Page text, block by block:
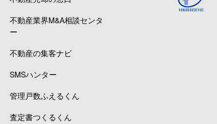
不動産業界M&A相談センタ
ー
不動産の集客ナビ
SMSハンター
管理戸数ふえるくん
査定書つくるくん